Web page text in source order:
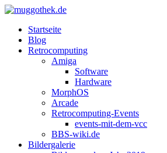
Startseite
Blog
Retrocomputing
Amiga
Software
Hardware
MorphOS
Arcade
Retrocomputing-Events
events-mit-dem-vcc
BBS-wiki.de
Bildergalerie